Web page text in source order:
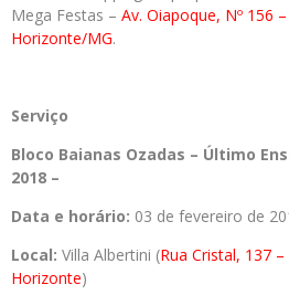
Mega Festas – Av. Oiapoque, Nº 156
Horizonte/MG.
Serviço
Bloco Baianas Ozadas – Último
2018 –
Data e horário: 03 de fevereiro de
Local: Villa Albertini (Rua Cristal, 137
Horizonte)